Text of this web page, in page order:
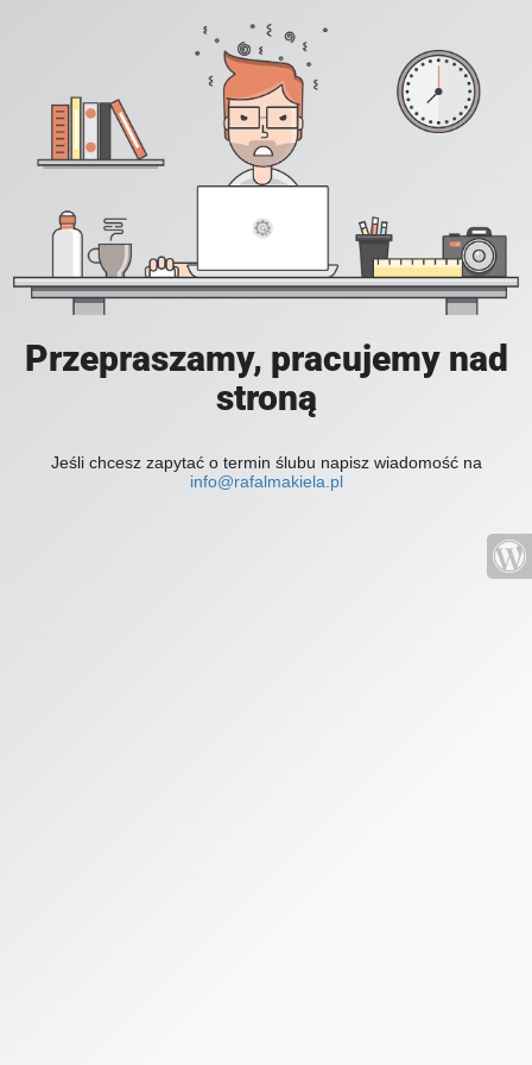
Przepraszamy, pracujemy nad
stroną
Jeśli chcesz zapytać o termin ślubu napisz wiadomość na
info@rafalmakiela.pl